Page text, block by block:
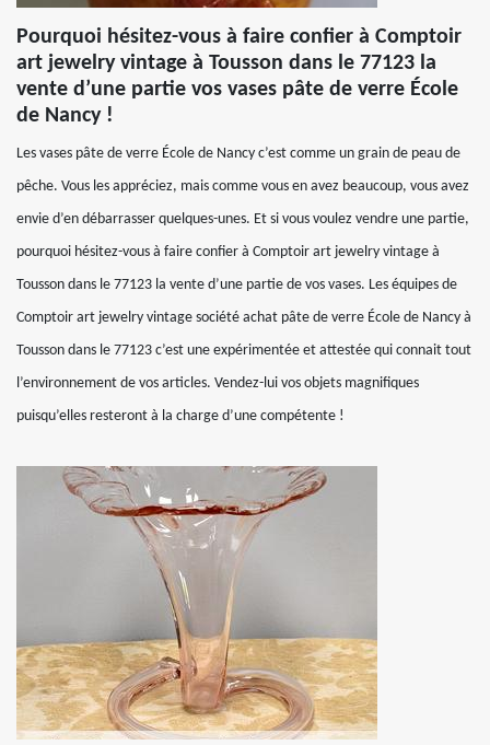
Pourquoi hésitez-vous à faire confier à Comptoir
art jewelry vintage à Tousson dans le 77123 la
vente d’une partie vos vases pâte de verre École
de Nancy !
Les vases pâte de verre École de Nancy c’est comme un grain de peau de
pêche. Vous les appréciez, mais comme vous en avez beaucoup, vous avez
envie d’en débarrasser quelques-unes. Et si vous voulez vendre une partie,
pourquoi hésitez-vous à faire confier à Comptoir art jewelry vintage à
Tousson dans le 77123 la vente d’une partie de vos vases. Les équipes de
Comptoir art jewelry vintage société achat pâte de verre École de Nancy à
Tousson dans le 77123 c’est une expérimentée et attestée qui connait tout
l’environnement de vos articles. Vendez-lui vos objets magnifiques
puisqu’elles resteront à la charge d’une compétente !